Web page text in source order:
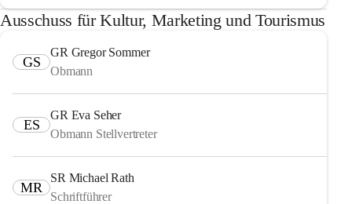
Ausschuss für Kultur, Marketing und Tourismus
GS
GR Gregor Sommer
Obmann
ES
GR Eva Seher
Obmann Stellvertreter
MR
SR Michael Rath
Schriftführer